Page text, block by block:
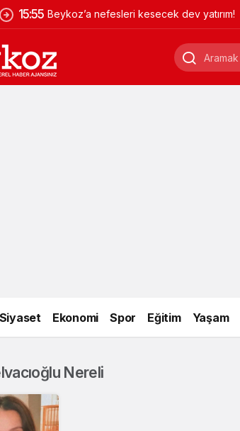
15:55 Beykoz’a nefesleri kesecek dev yatırım!
Siyaset Ekonomi Spor Eğitim Yaşam
Nereli